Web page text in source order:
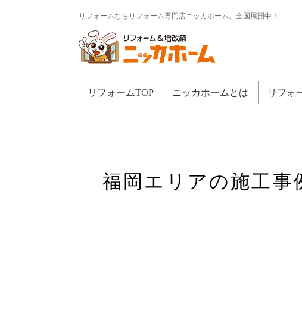
リフォームならリフォーム専門店ニッカホーム。全国展開中！
リフォームTOP ニッカホームとは リフォ
福岡エリアの施工事